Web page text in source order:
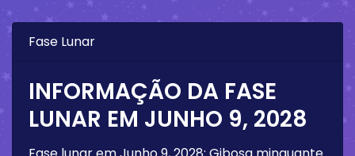
Fase Lunar
INFORMAÇÃO DA FASE
LUNAR EM JUNHO 9, 2028